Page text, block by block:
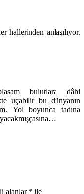
hallerinden anlaşılıyor.
bulutlara dâhi
uçabilir bu dünyanın
Yol boyunca tadına
alanlar * ile